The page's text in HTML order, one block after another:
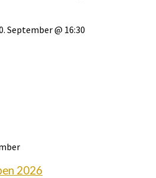
September @ 16:30
2026